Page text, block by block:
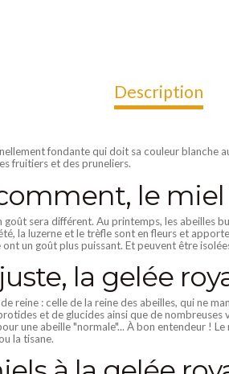
Description
fondante qui doit sa couleur blanche
fruitiers et des pruneliers.
le miel
goût sera différent. Au printemps, les abeilles
la luzerne et le trèfle sont en fleurs et
un goût plus puissant. Et peuvent être
la gelée
reine : celle de la reine des abeilles, qui ne
et de glucides ainsi que de
une abeille "normale"... À bon entendeur !
la tisane.